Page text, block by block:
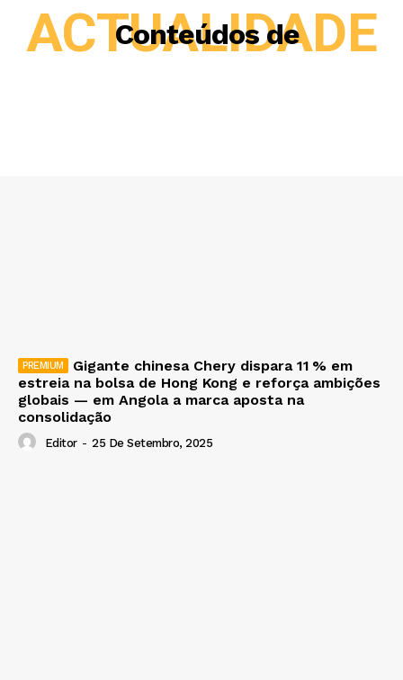
Conteúdos de
ACTUALIDADE
Gigante chinesa Chery dispara 11 % em
estreia na bolsa de Hong Kong e reforça ambições
globais — em Angola a marca aposta na
consolidação
Editor - 25 De Setembro, 2025